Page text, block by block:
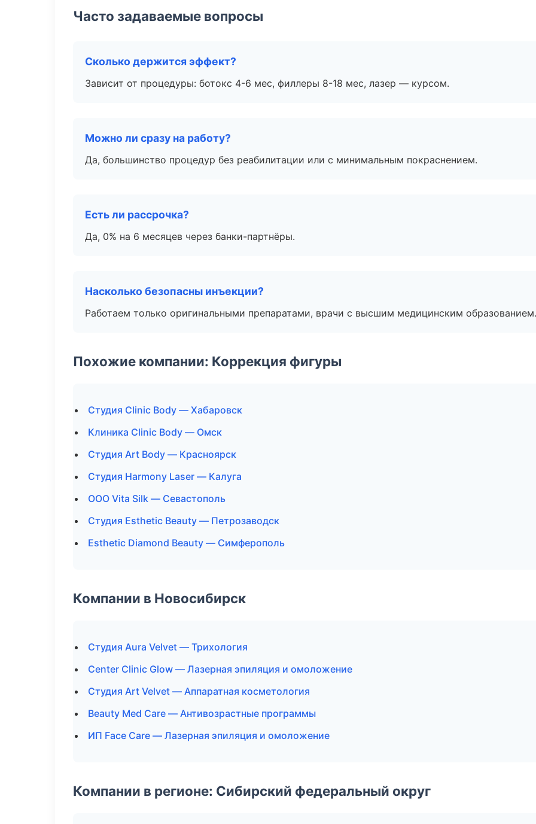
Часто задаваемые вопросы
Сколько держится эффект?
Зависит от процедуры: ботокс 4-6 мес, филлеры 8-18 мес, лазер — курсом.
Можно ли сразу на работу?
Да, большинство процедур без реабилитации или с минимальным покраснением.
Есть ли рассрочка?
Да, 0% на 6 месяцев через банки-партнёры.
Насколько безопасны инъекции?
Работаем только оригинальными препаратами, врачи с высшим медицинским образованием.
Похожие компании: Коррекция фигуры
Студия Clinic Body — Хабаровск
Клиника Clinic Body — Омск
Студия Art Body — Красноярск
Студия Harmony Laser — Калуга
ООО Vita Silk — Севастополь
Студия Esthetic Beauty — Петрозаводск
Esthetic Diamond Beauty — Симферополь
Компании в Новосибирск
Студия Aura Velvet — Трихология
Center Clinic Glow — Лазерная эпиляция и омоложение
Студия Art Velvet — Аппаратная косметология
Beauty Med Care — Антивозрастные программы
ИП Face Care — Лазерная эпиляция и омоложение
Компании в регионе: Сибирский федеральный округ